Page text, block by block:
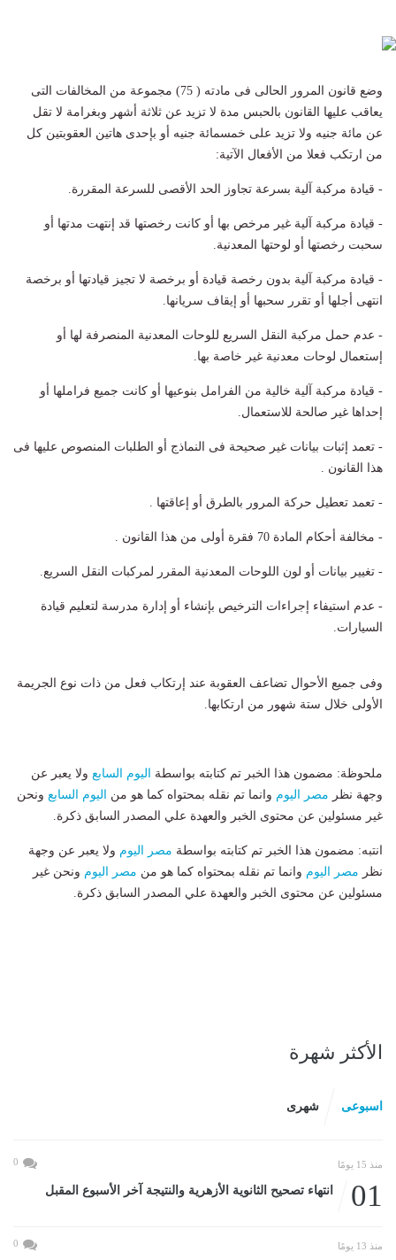
وضع قانون المرور الحالى فى مادته ( 75) مجموعة من المخالفات التى
يعاقب عليها القانون بالحبس مدة لا تزيد عن ثلاثة أشهر وبغرامة لا تقل
عن مائة جنيه ولا تزيد على خمسمائة جنيه أو بإحدى هاتين العقوبتين كل
من ارتكب فعلا من الأفعال الآتية:
- قيادة مركبة آلية بسرعة تجاوز الحد الأقصى للسرعة المقررة.
- قيادة مركبة آلية غير مرخص بها أو كانت رخصتها قد إنتهت مدتها أو
سحبت رخصتها أو لوحتها المعدنية.
- قيادة مركبة آلية بدون رخصة قيادة أو برخصة لا تجيز قيادتها أو برخصة
انتهى أجلها أو تقرر سحبها أو إيقاف سريانها.
- عدم حمل مركبة النقل السريع للوحات المعدنية المنصرفة لها أو
إستعمال لوحات معدنية غير خاصة بها.
- قيادة مركبة آلية خالية من الفرامل بنوعيها أو كانت جميع فراملها أو
إحداها غير صالحة للاستعمال.
- تعمد إثبات بيانات غير صحيحة فى النماذج أو الطلبات المنصوص عليها فى
هذا القانون .
- تعمد تعطيل حركة المرور بالطرق أو إعاقتها .
- مخالفة أحكام المادة 70 فقرة أولى من هذا القانون .
- تغيير بيانات أو لون اللوحات المعدنية المقرر لمركبات النقل السريع.
- عدم استيفاء إجراءات الترخيص بإنشاء أو إدارة مدرسة لتعليم قيادة
السيارات.
وفى جميع الأحوال تضاعف العقوبة عند إرتكاب فعل من ذات نوع الجريمة
الأولى خلال ستة شهور من ارتكابها.
ملحوظة: مضمون هذا الخبر تم كتابته بواسطة اليوم السابع ولا يعبر عن
وجهة نظر مصر اليوم وانما تم نقله بمحتواه كما هو من اليوم السابع ونحن
غير مسئولين عن محتوى الخبر والعهدة علي المصدر السابق ذكرة.
انتبه: مضمون هذا الخبر تم كتابته بواسطة مصر اليوم ولا يعبر عن وجهة
نظر مصر اليوم وانما تم نقله بمحتواه كما هو من مصر اليوم ونحن غير
مسئولين عن محتوى الخبر والعهدة علي المصدر السابق ذكرة.
الأكثر شهرة
اسبوعى شهرى
منذ 15 يومًا 0
01 انتهاء تصحيح الثانوية الأزهرية والنتيجة آخر الأسبوع المقبل
منذ 13 يومًا 0